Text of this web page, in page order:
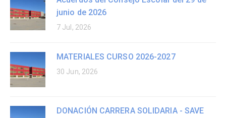
junio de 2026
7 Jul, 2026
MATERIALES CURSO 2026-2027
30 Jun, 2026
DONACIÓN CARRERA SOLIDARIA - SAVE